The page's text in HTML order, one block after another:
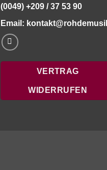
(0049) +209 / 37 53 90
Email:
VERTRAG
WIDERRUFEN